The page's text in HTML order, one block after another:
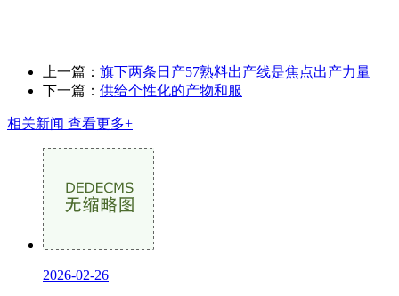
上一篇： 旗下两条日产57熟料出产线是焦点出产力量
下一篇： 供给个性化的产物和服
相关新闻 查看更多+
2026-02-26